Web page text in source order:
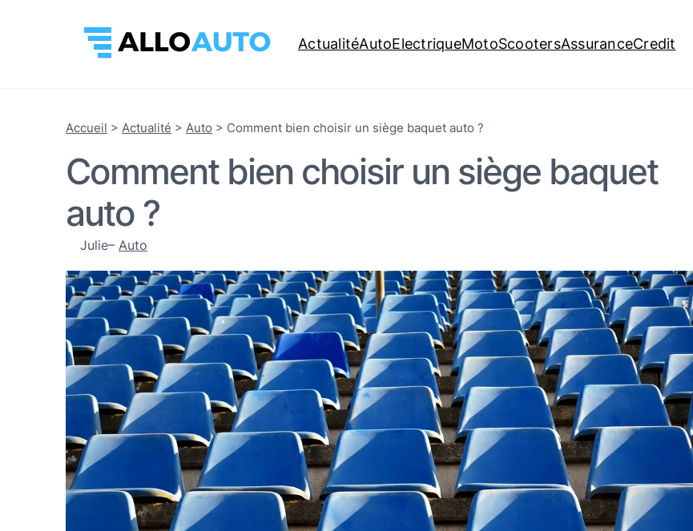
ActualitéAutoElectriqueMotoScootersAssuranceCredit
Accueil > Actualité > Auto > Comment bien choisir un siège baquet auto ?
Comment bien choisir un siège baquet
auto ?
Julie– Auto